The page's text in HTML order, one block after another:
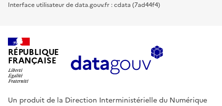
Interface utilisateur de data.gouv.fr : cdata (7ad44f4)
RÉPUBLIQUE
FRANÇAISE
Un produit de la Direction Interministérielle du Numérique